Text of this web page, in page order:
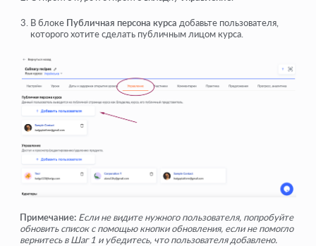
В блоке Публичная персона курса добавьте пользователя,
которого хотите сделать публичным лицом курса.
Примечание: Если не видите нужного пользователя, попробуйте
обновить список с помощью кнопки обновления, если не помогло
вернитесь в Шаг 1 и убедитесь, что пользователя добавлено.